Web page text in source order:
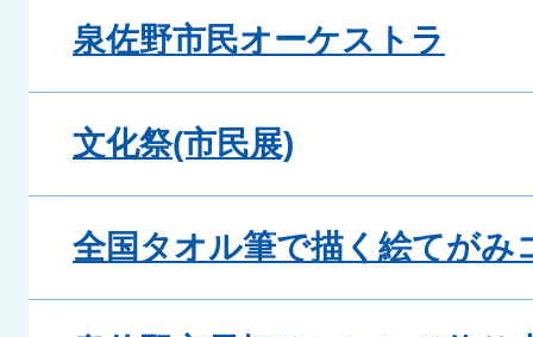
泉佐野市民オーケストラ
文化祭(市民展)
全国タオル筆で描く絵てがみ